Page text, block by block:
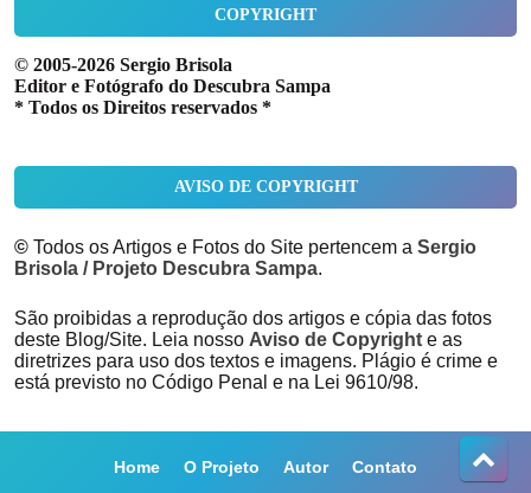
COPYRIGHT
© 2005-2026 Sergio Brisola
Editor e Fotógrafo do Descubra Sampa
* Todos os Direitos reservados *
AVISO DE COPYRIGHT
© Todos os Artigos e Fotos do Site pertencem a Sergio
Brisola / Projeto Descubra Sampa.
São proibidas a reprodução dos artigos e cópia das fotos
deste Blog/Site. Leia nosso Aviso de Copyright e as
diretrizes para uso dos textos e imagens. Plágio é crime e
está previsto no Código Penal e na Lei 9610/98.
Home O Projeto Autor Contato